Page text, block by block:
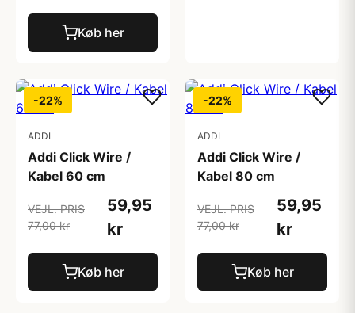
Køb her
-22%
ADDI
Addi Click Wire /
Kabel 60 cm
VEJL. PRIS
77,00 kr
59,95
kr
Køb her
-22%
ADDI
Addi Click Wire /
Kabel 80 cm
VEJL. PRIS
77,00 kr
59,95
kr
Køb her